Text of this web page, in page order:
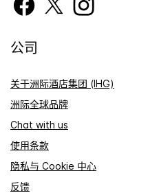
公司
关于洲际酒店集团 (IHG)
洲际全球品牌
Chat with us
使用条款
隐私与 Cookie 中心
反馈